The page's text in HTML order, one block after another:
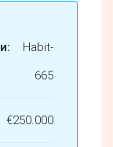
Habit-
665
€250.000